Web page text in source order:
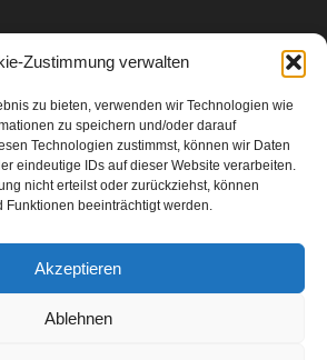
Zustimmung verwalten
zu bieten, verwenden wir Technologien wie
zu speichern und/oder darauf
Technologien zustimmst, können wir Daten
eindeutige IDs auf dieser Website verarbeiten.
nicht erteilst oder zurückziehst, können
Funktionen beeinträchtigt werden.
Akzeptieren
Ablehnen
3004
2067
567